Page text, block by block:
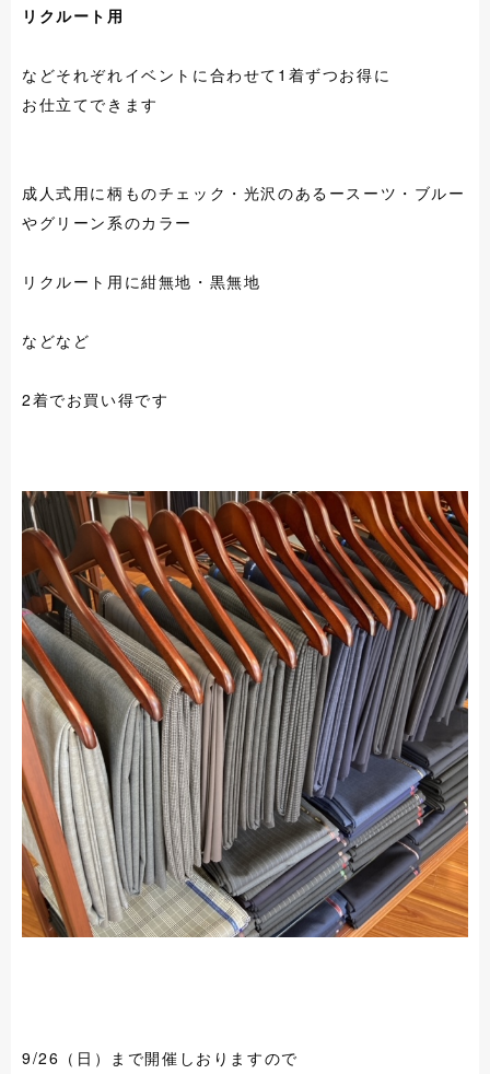
リクルート用
などそれぞれイベントに合わせて1着ずつお得に
お仕立てできます
成人式用に柄ものチェック・光沢のあるースーツ・ブルー
やグリーン系のカラー
リクルート用に紺無地・黒無地
などなど
2着でお買い得です
9/26（日）まで開催しおりますので